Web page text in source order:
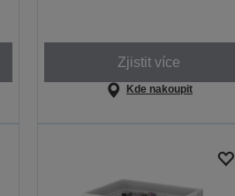
Zjistit více
Kde nakoupit